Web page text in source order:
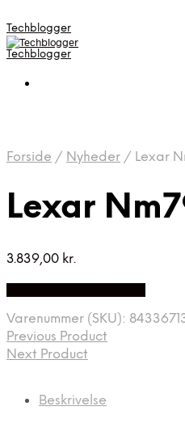
Techblogger
Techblogger
Forside / Nyheder / Lexar
Lexar
3.839,00 kr.
Varenummer (SKU):
Previous Product
Next Product
Beskrivelse